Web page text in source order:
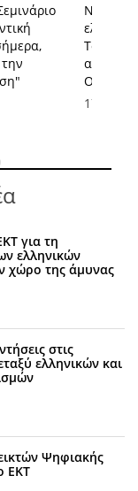
Νέα
Το ΕΚΤ
για τη
ελληνικών
χώρο της άμυνας
στις
ελληνικών και
Ψηφιακής
ΕΚΤ